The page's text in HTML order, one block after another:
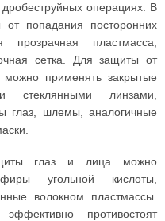
операциях. В
попадания посторонних
пластмасса,
сетка. Для защиты от
можно применять закрытые
линзами,
глаз, шлемы, аналогичные
глаз и лица можно
угольной кислоты,
волокном пластмассы.
противостоят